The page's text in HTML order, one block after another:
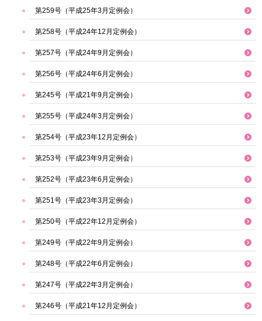
第259号（平成25年3月定例会）
第258号（平成24年12月定例会）
第257号（平成24年9月定例会）
第256号（平成24年6月定例会）
第245号（平成21年9月定例会）
第255号（平成24年3月定例会）
第254号（平成23年12月定例会）
第253号（平成23年9月定例会）
第252号（平成23年6月定例会）
第251号（平成23年3月定例会）
第250号（平成22年12月定例会）
第249号（平成22年9月定例会）
第248号（平成22年6月定例会）
第247号（平成22年3月定例会）
第246号（平成21年12月定例会）